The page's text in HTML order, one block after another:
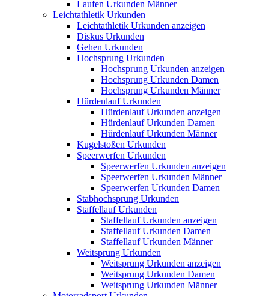
Laufen Urkunden Männer
Leichtathletik Urkunden
Leichtathletik Urkunden anzeigen
Diskus Urkunden
Gehen Urkunden
Hochsprung Urkunden
Hochsprung Urkunden anzeigen
Hochsprung Urkunden Damen
Hochsprung Urkunden Männer
Hürdenlauf Urkunden
Hürdenlauf Urkunden anzeigen
Hürdenlauf Urkunden Damen
Hürdenlauf Urkunden Männer
Kugelstoßen Urkunden
Speerwerfen Urkunden
Speerwerfen Urkunden anzeigen
Speerwerfen Urkunden Männer
Speerwerfen Urkunden Damen
Stabhochsprung Urkunden
Staffellauf Urkunden
Staffellauf Urkunden anzeigen
Staffellauf Urkunden Damen
Staffellauf Urkunden Männer
Weitsprung Urkunden
Weitsprung Urkunden anzeigen
Weitsprung Urkunden Damen
Weitsprung Urkunden Männer